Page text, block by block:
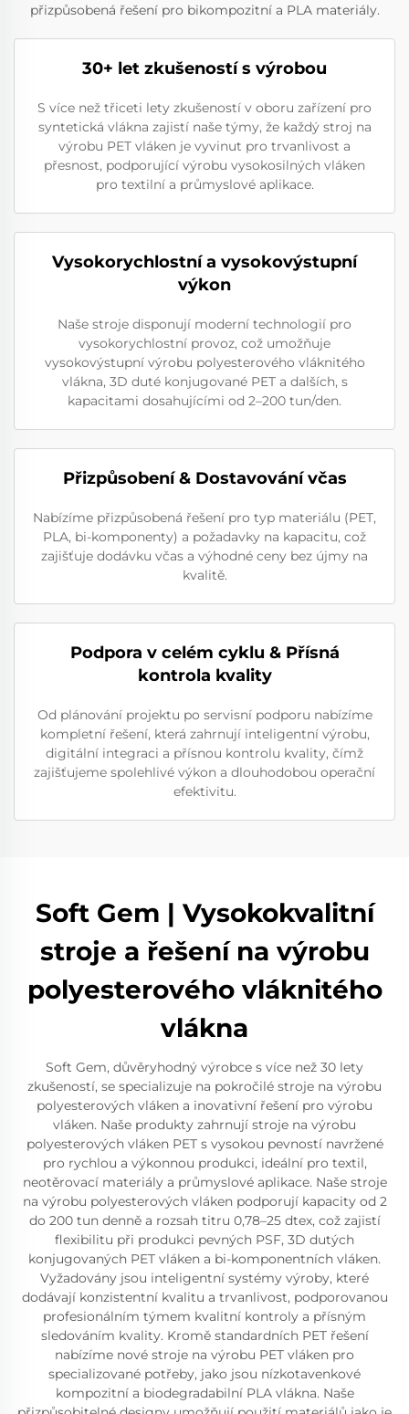
přizpůsobená řešení pro bikompozitní a PLA materiály.
30+ let zkušeností s výrobou
S více než třiceti lety zkušeností v oboru zařízení pro
syntetická vlákna zajistí naše týmy, že každý stroj na
výrobu PET vláken je vyvinut pro trvanlivost a
přesnost, podporující výrobu vysokosilných vláken
pro textilní a průmyslové aplikace.
Vysokorychlostní a vysokovýstupní
výkon
Naše stroje disponují moderní technologií pro
vysokorychlostní provoz, což umožňuje
vysokovýstupní výrobu polyesterového vláknitého
vlákna, 3D duté konjugované PET a dalších, s
kapacitami dosahujícími od 2–200 tun/den.
Přizpůsobení & Dostavování včas
Nabízíme přizpůsobená řešení pro typ materiálu (PET,
PLA, bi-komponenty) a požadavky na kapacitu, což
zajišťuje dodávku včas a výhodné ceny bez újmy na
kvalitě.
Podpora v celém cyklu & Přísná
kontrola kvality
Od plánování projektu po servisní podporu nabízíme
kompletní řešení, která zahrnují inteligentní výrobu,
digitální integraci a přísnou kontrolu kvality, čímž
zajišťujeme spolehlivé výkon a dlouhodobou operační
efektivitu.
Soft Gem | Vysokokvalitní
stroje a řešení na výrobu
polyesterového vláknitého
vlákna
Soft Gem, důvěryhodný výrobce s více než 30 lety
zkušeností, se specializuje na pokročilé stroje na výrobu
polyesterových vláken a inovativní řešení pro výrobu
vláken. Naše produkty zahrnují stroje na výrobu
polyesterových vláken PET s vysokou pevností navržené
pro rychlou a výkonnou produkci, ideální pro textil,
neotěrovací materiály a průmyslové aplikace. Naše stroje
na výrobu polyesterových vláken podporují kapacity od 2
do 200 tun denně a rozsah titru 0,78–25 dtex, což zajistí
flexibilitu při produkci pevných PSF, 3D dutých
konjugovaných PET vláken a bi-komponentních vláken.
Vyžadovány jsou inteligentní systémy výroby, které
dodávají konzistentní kvalitu a trvanlivost, podporovanou
profesionálním týmem kvalitní kontroly a přísným
sledováním kvality. Kromě standardních PET řešení
nabízíme nové stroje na výrobu PET vláken pro
specializované potřeby, jako jsou nízkotavenkové
kompozitní a biodegradabilní PLA vlákna. Naše